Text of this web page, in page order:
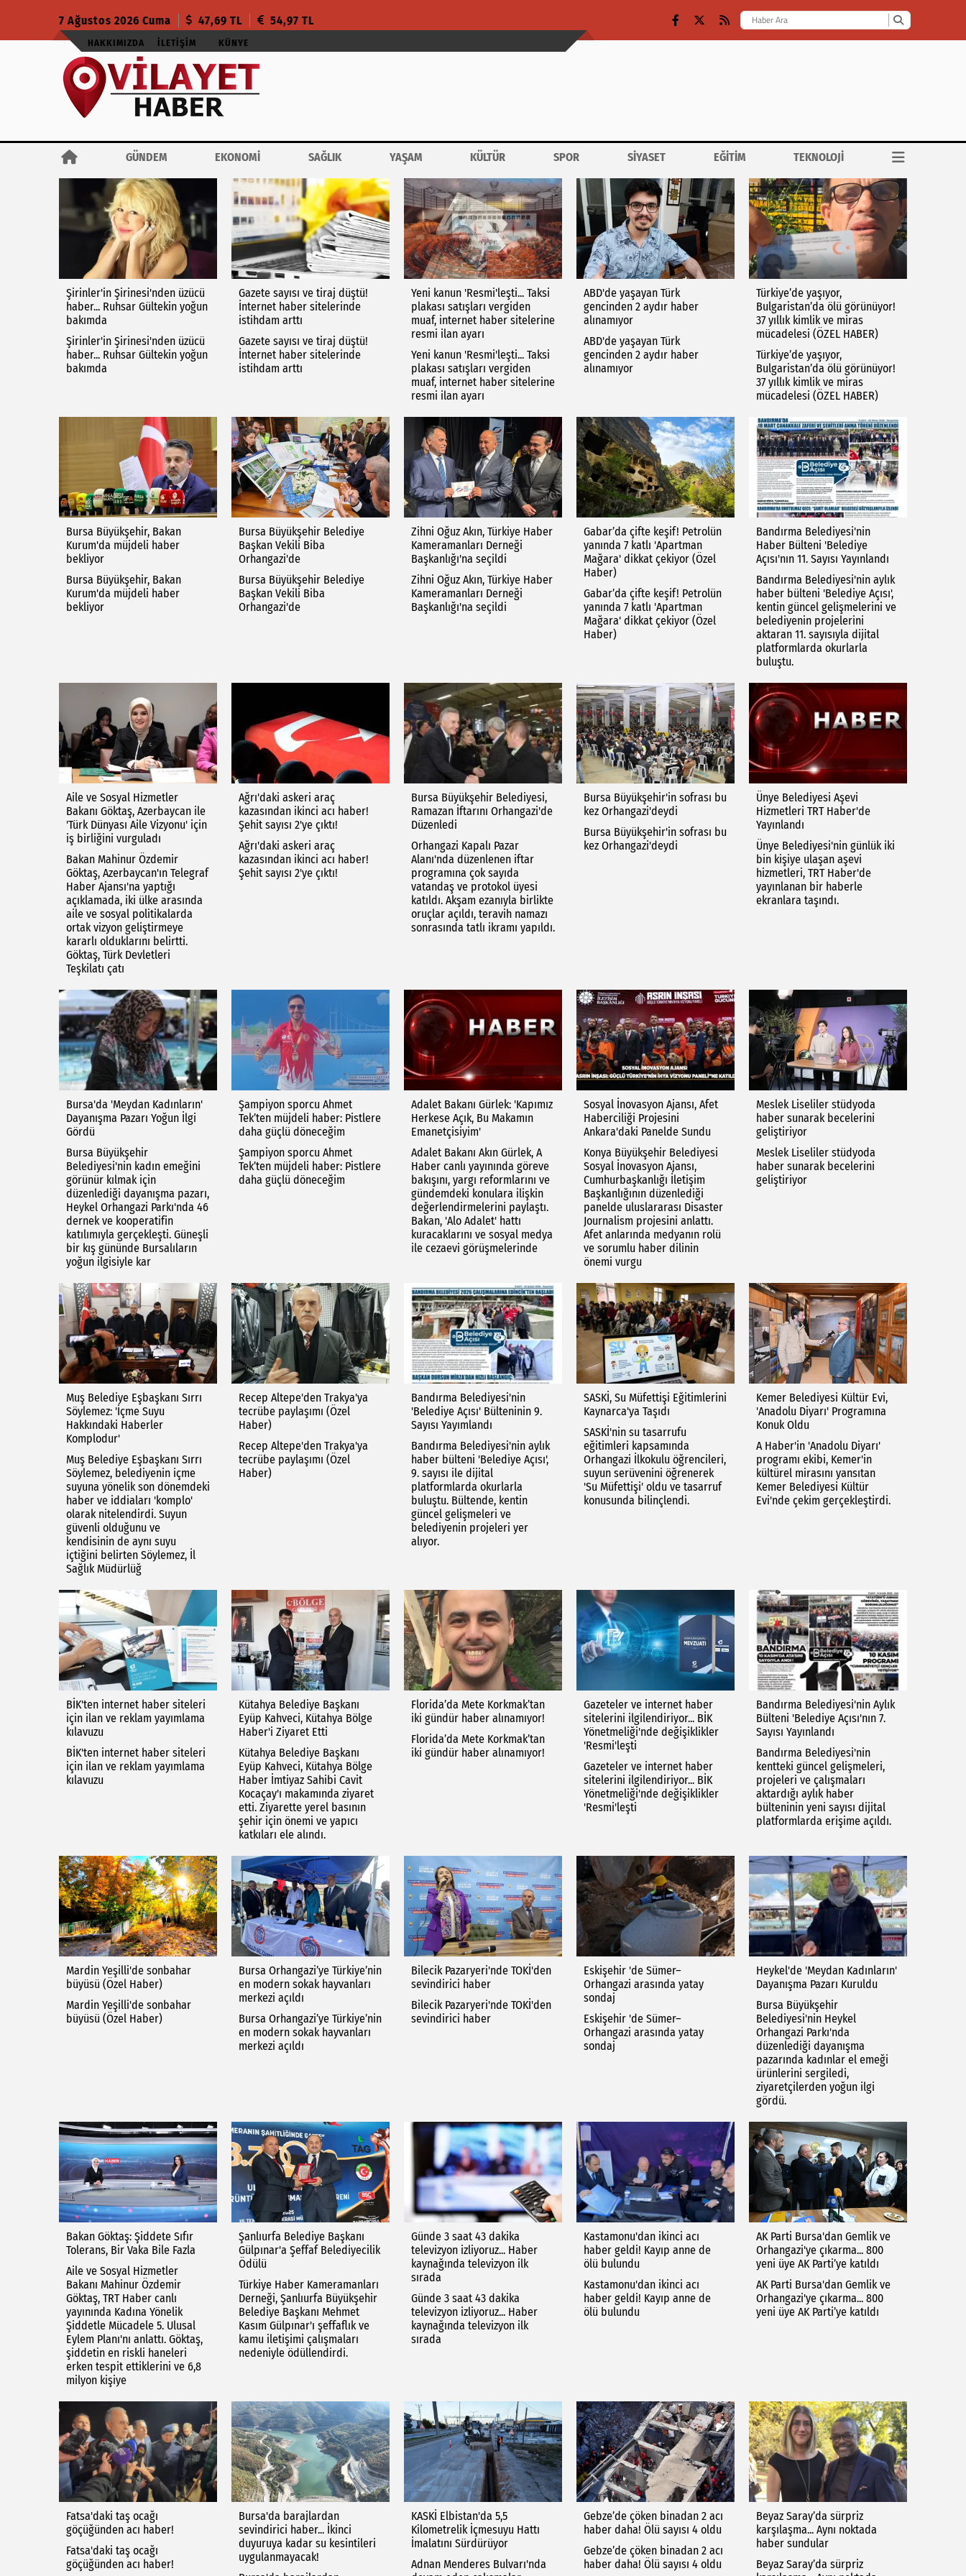
7 Ağustos 2026 Cuma 47,69 TL 54,97 TL
HAKKIMIZDA İLETIŞIM KÜNYE
GÜNDEM EKONOMİ SAĞLIK YAŞAM KÜLTÜR SPOR SİYASET EĞİTİM TEKNOLOJİ
Şirinler'in Şirinesi'nden üzücü
haber... Ruhsar Gültekin yoğun
bakımda
Şirinler'in Şirinesi'nden üzücü
haber... Ruhsar Gültekin yoğun
bakımda
Gazete sayısı ve tiraj düştü!
İnternet haber sitelerinde
istihdam arttı
Gazete sayısı ve tiraj düştü!
İnternet haber sitelerinde
istihdam arttı
Yeni kanun 'Resmi'leşti... Taksi
plakası satışları vergiden
muaf, internet haber sitelerine
resmi ilan ayarı
Yeni kanun 'Resmi'leşti... Taksi
plakası satışları vergiden
muaf, internet haber sitelerine
resmi ilan ayarı
ABD'de yaşayan Türk
gencinden 2 aydır haber
alınamıyor
ABD'de yaşayan Türk
gencinden 2 aydır haber
alınamıyor
Türkiye’de yaşıyor,
Bulgaristan’da ölü görünüyor!
37 yıllık kimlik ve miras
mücadelesi (ÖZEL HABER)
Türkiye’de yaşıyor,
Bulgaristan’da ölü görünüyor!
37 yıllık kimlik ve miras
mücadelesi (ÖZEL HABER)
Bursa Büyükşehir, Bakan
Kurum'da müjdeli haber
bekliyor
Bursa Büyükşehir, Bakan
Kurum'da müjdeli haber
bekliyor
Bursa Büyükşehir Belediye
Başkan Vekili Biba
Orhangazi'de
Bursa Büyükşehir Belediye
Başkan Vekili Biba
Orhangazi'de
Zihni Oğuz Akın, Türkiye Haber
Kameramanları Derneği
Başkanlığı'na seçildi
Zihni Oğuz Akın, Türkiye Haber
Kameramanları Derneği
Başkanlığı'na seçildi
Gabar’da çifte keşif! Petrolün
yanında 7 katlı 'Apartman
Mağara' dikkat çekiyor (Özel
Haber)
Gabar’da çifte keşif! Petrolün
yanında 7 katlı 'Apartman
Mağara' dikkat çekiyor (Özel
Haber)
Bandırma Belediyesi'nin
Haber Bülteni 'Belediye
Açısı'nın 11. Sayısı Yayınlandı
Bandırma Belediyesi'nin aylık
haber bülteni 'Belediye Açısı',
kentin güncel gelişmelerini ve
belediyenin projelerini
aktaran 11. sayısıyla dijital
platformlarda okurlarla
buluştu.
Aile ve Sosyal Hizmetler
Bakanı Göktaş, Azerbaycan ile
'Türk Dünyası Aile Vizyonu' için
iş birliğini vurguladı
Bakan Mahinur Özdemir
Göktaş, Azerbaycan'ın Telegraf
Haber Ajansı'na yaptığı
açıklamada, iki ülke arasında
aile ve sosyal politikalarda
ortak vizyon geliştirmeye
kararlı olduklarını belirtti.
Göktaş, Türk Devletleri
Teşkilatı çatı
Ağrı'daki askeri araç
kazasından ikinci acı haber!
Şehit sayısı 2'ye çıktı!
Ağrı'daki askeri araç
kazasından ikinci acı haber!
Şehit sayısı 2'ye çıktı!
Bursa Büyükşehir Belediyesi,
Ramazan İftarını Orhangazi'de
Düzenledi
Orhangazi Kapalı Pazar
Alanı'nda düzenlenen iftar
programına çok sayıda
vatandaş ve protokol üyesi
katıldı. Akşam ezanıyla birlikte
oruçlar açıldı, teravih namazı
sonrasında tatlı ikramı yapıldı.
Bursa Büyükşehir'in sofrası bu
kez Orhangazi'deydi
Bursa Büyükşehir'in sofrası bu
kez Orhangazi'deydi
Ünye Belediyesi Aşevi
Hizmetleri TRT Haber'de
Yayınlandı
Ünye Belediyesi'nin günlük iki
bin kişiye ulaşan aşevi
hizmetleri, TRT Haber'de
yayınlanan bir haberle
ekranlara taşındı.
Bursa'da 'Meydan Kadınların'
Dayanışma Pazarı Yoğun İlgi
Gördü
Bursa Büyükşehir
Belediyesi'nin kadın emeğini
görünür kılmak için
düzenlediği dayanışma pazarı,
Heykel Orhangazi Parkı'nda 46
dernek ve kooperatifin
katılımıyla gerçekleşti. Güneşli
bir kış gününde Bursalıların
yoğun ilgisiyle kar
Şampiyon sporcu Ahmet
Tek’ten müjdeli haber: Pistlere
daha güçlü döneceğim
Şampiyon sporcu Ahmet
Tek’ten müjdeli haber: Pistlere
daha güçlü döneceğim
Adalet Bakanı Gürlek: 'Kapımız
Herkese Açık, Bu Makamın
Emanetçisiyim'
Adalet Bakanı Akın Gürlek, A
Haber canlı yayınında göreve
bakışını, yargı reformlarını ve
gündemdeki konulara ilişkin
değerlendirmelerini paylaştı.
Bakan, 'Alo Adalet' hattı
kuracaklarını ve sosyal medya
ile cezaevi görüşmelerinde
Sosyal İnovasyon Ajansı, Afet
Haberciliği Projesini
Ankara'daki Panelde Sundu
Konya Büyükşehir Belediyesi
Sosyal İnovasyon Ajansı,
Cumhurbaşkanlığı İletişim
Başkanlığının düzenlediği
panelde uluslararası Disaster
Journalism projesini anlattı.
Afet anlarında medyanın rolü
ve sorumlu haber dilinin
önemi vurgu
Meslek Liseliler stüdyoda
haber sunarak becelerini
geliştiriyor
Meslek Liseliler stüdyoda
haber sunarak becelerini
geliştiriyor
Muş Belediye Eşbaşkanı Sırrı
Söylemez: 'İçme Suyu
Hakkındaki Haberler
Komplodur'
Muş Belediye Eşbaşkanı Sırrı
Söylemez, belediyenin içme
suyuna yönelik son dönemdeki
haber ve iddiaları 'komplo'
olarak nitelendirdi. Suyun
güvenli olduğunu ve
kendisinin de aynı suyu
içtiğini belirten Söylemez, İl
Sağlık Müdürlüğ
Recep Altepe'den Trakya'ya
tecrübe paylaşımı (Özel
Haber)
Recep Altepe'den Trakya'ya
tecrübe paylaşımı (Özel
Haber)
Bandırma Belediyesi'nin
'Belediye Açısı' Bülteninin 9.
Sayısı Yayımlandı
Bandırma Belediyesi'nin aylık
haber bülteni 'Belediye Açısı',
9. sayısı ile dijital
platformlarda okurlarla
buluştu. Bültende, kentin
güncel gelişmeleri ve
belediyenin projeleri yer
alıyor.
SASKİ, Su Müfettişi Eğitimlerini
Kaynarca'ya Taşıdı
SASKİ'nin su tasarrufu
eğitimleri kapsamında
Orhangazi İlkokulu öğrencileri,
suyun serüvenini öğrenerek
'Su Müfettişi' oldu ve tasarruf
konusunda bilinçlendi.
Kemer Belediyesi Kültür Evi,
'Anadolu Diyarı' Programına
Konuk Oldu
A Haber'in 'Anadolu Diyarı'
programı ekibi, Kemer'in
kültürel mirasını yansıtan
Kemer Belediyesi Kültür
Evi'nde çekim gerçekleştirdi.
BİK'ten internet haber siteleri
için ilan ve reklam yayımlama
kılavuzu
BİK'ten internet haber siteleri
için ilan ve reklam yayımlama
kılavuzu
Kütahya Belediye Başkanı
Eyüp Kahveci, Kütahya Bölge
Haber'i Ziyaret Etti
Kütahya Belediye Başkanı
Eyüp Kahveci, Kütahya Bölge
Haber İmtiyaz Sahibi Cavit
Kocaçay'ı makamında ziyaret
etti. Ziyarette yerel basının
şehir için önemi ve yapıcı
katkıları ele alındı.
Florida’da Mete Korkmak’tan
iki gündür haber alınamıyor!
Florida’da Mete Korkmak’tan
iki gündür haber alınamıyor!
Gazeteler ve internet haber
sitelerini ilgilendiriyor... BİK
Yönetmeliği'nde değişiklikler
'Resmi'leşti
Gazeteler ve internet haber
sitelerini ilgilendiriyor... BİK
Yönetmeliği'nde değişiklikler
'Resmi'leşti
Bandırma Belediyesi'nin Aylık
Bülteni 'Belediye Açısı'nın 7.
Sayısı Yayınlandı
Bandırma Belediyesi'nin
kentteki güncel gelişmeleri,
projeleri ve çalışmaları
aktardığı aylık haber
bülteninin yeni sayısı dijital
platformlarda erişime açıldı.
Mardin Yeşilli'de sonbahar
büyüsü (Özel Haber)
Mardin Yeşilli'de sonbahar
büyüsü (Özel Haber)
Bursa Orhangazi’ye Türkiye’nin
en modern sokak hayvanları
merkezi açıldı
Bursa Orhangazi’ye Türkiye’nin
en modern sokak hayvanları
merkezi açıldı
Bilecik Pazaryeri'nde TOKİ'den
sevindirici haber
Bilecik Pazaryeri'nde TOKİ'den
sevindirici haber
Eskişehir 'de Sümer–
Orhangazi arasında yatay
sondaj
Eskişehir 'de Sümer–
Orhangazi arasında yatay
sondaj
Heykel'de 'Meydan Kadınların'
Dayanışma Pazarı Kuruldu
Bursa Büyükşehir
Belediyesi'nin Heykel
Orhangazi Parkı'nda
düzenlediği dayanışma
pazarında kadınlar el emeği
ürünlerini sergiledi,
ziyaretçilerden yoğun ilgi
gördü.
Bakan Göktaş: Şiddete Sıfır
Tolerans, Bir Vaka Bile Fazla
Aile ve Sosyal Hizmetler
Bakanı Mahinur Özdemir
Göktaş, TRT Haber canlı
yayınında Kadına Yönelik
Şiddetle Mücadele 5. Ulusal
Eylem Planı'nı anlattı. Göktaş,
şiddetin en riskli haneleri
erken tespit ettiklerini ve 6,8
milyon kişiye
Şanlıurfa Belediye Başkanı
Gülpınar'a Şeffaf Belediyecilik
Ödülü
Türkiye Haber Kameramanları
Derneği, Şanlıurfa Büyükşehir
Belediye Başkanı Mehmet
Kasım Gülpınar'ı şeffaflık ve
kamu iletişimi çalışmaları
nedeniyle ödüllendirdi.
Günde 3 saat 43 dakika
televizyon izliyoruz... Haber
kaynağında televizyon ilk
sırada
Günde 3 saat 43 dakika
televizyon izliyoruz... Haber
kaynağında televizyon ilk
sırada
Kastamonu'dan ikinci acı
haber geldi! Kayıp anne de
ölü bulundu
Kastamonu'dan ikinci acı
haber geldi! Kayıp anne de
ölü bulundu
AK Parti Bursa'dan Gemlik ve
Orhangazi'ye çıkarma... 800
yeni üye AK Parti’ye katıldı
AK Parti Bursa'dan Gemlik ve
Orhangazi'ye çıkarma... 800
yeni üye AK Parti’ye katıldı
Fatsa'daki taş ocağı
göçüğünden acı haber!
Fatsa'daki taş ocağı
göçüğünden acı haber!
Bursa'da barajlardan
sevindirici haber... İkinci
duyuruya kadar su kesintileri
uygulanmayacak!
KASKİ Elbistan'da 5,5
Kilometrelik İçmesuyu Hattı
İmalatını Sürdürüyor
Adnan Menderes Bulvarı'nda
Gebze’de çöken binadan 2 acı
haber daha! Ölü sayısı 4 oldu
Gebze’de çöken binadan 2 acı
haber daha! Ölü sayısı 4 oldu
Beyaz Saray’da sürpriz
karşılaşma... Aynı noktada
haber sundular
Beyaz Saray’da sürpriz